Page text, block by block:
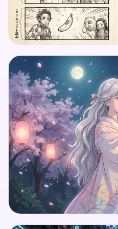
📋 🚀
📋 🚀